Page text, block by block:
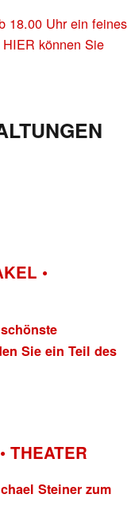
18.00 Uhr ein feines
können Sie
•
Sie ein Teil des
THEATER
Steiner zum